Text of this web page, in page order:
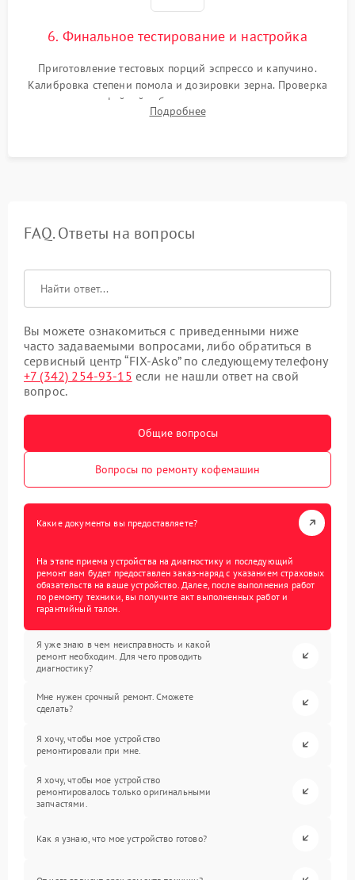
6. Финальное тестирование и настройка
Приготовление тестовых порций эспрессо и капучино.
Калибровка степени помола и дозировки зерна. Проверка
плотности кофейной таблетки, температуры напитка и
качества молочной пены. Контроль отсутствия посторонних
Подробнее
FAQ. Ответы на вопросы
Вы можете ознакомиться с приведенными ниже
часто задаваемыми вопросами, либо обратиться в
сервисный центр “FIX-Asko” по следующему телефону
+7 (342) 254-93-15 если не нашли ответ на свой
вопрос.
Общие вопросы
Вопросы по ремонту кофемашин
Какие документы вы предоставляете?
На этапе приема устройства на диагностику и последующий
ремонт вам будет предоставлен заказ-наряд с указанием страховых
обязательств на ваше устройство. Далее, после выполнения работ
по ремонту техники, вы получите акт выполненных работ и
гарантийный талон.
Я уже знаю в чем неисправность и какой
ремонт необходим. Для чего проводить
диагностику?
Мне нужен срочный ремонт. Сможете
сделать?
Я хочу, чтобы мое устройство
ремонтировали при мне.
Я хочу, чтобы мое устройство
ремонтировалось только оригинальными
запчастями.
Как я узнаю, что мое устройство готово?